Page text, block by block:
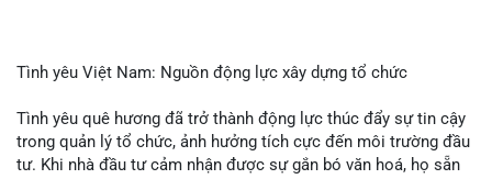
Tình yêu Việt Nam: Nguồn động lực xây dựng tổ chức
Tình yêu quê hương đã trở thành động lực thúc đẩy sự tin cậy
trong quản lý tổ chức, ảnh hưởng tích cực đến môi trường đầu
tư. Khi nhà đầu tư cảm nhận được sự gắn bó văn hoá, họ sẵn